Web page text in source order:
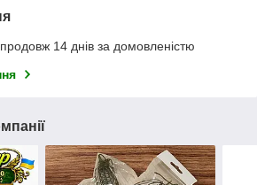
14 днів за домовленістю